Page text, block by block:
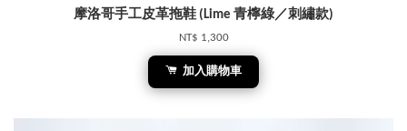
摩洛哥手工皮革拖鞋 (Lime 青檸綠／刺繡款)
NT$ 1,300
加入購物車